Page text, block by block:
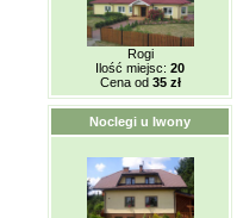
Rogi
Ilość miejsc: 20
Cena od 35 zł
Noclegi u Iwony